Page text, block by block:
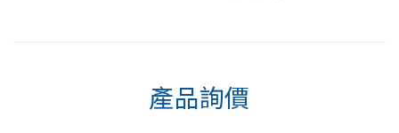
產品詢價